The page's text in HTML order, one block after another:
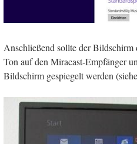
Anschließend sollte der Bildschirm
Ton auf den Miracast-Empfänger
Bildschirm gespiegelt werden